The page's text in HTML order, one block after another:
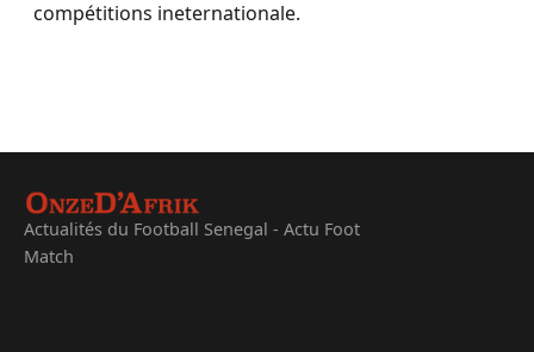
compétitions ineternationale.
Actualités du Football Senegal - Actu Foot
Match